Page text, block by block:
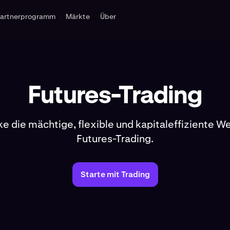
Märkte Über
Futures-Trading
die mächtige, flexible und kapitaleffiziente
Futures-Trading.
Starte mit Trading